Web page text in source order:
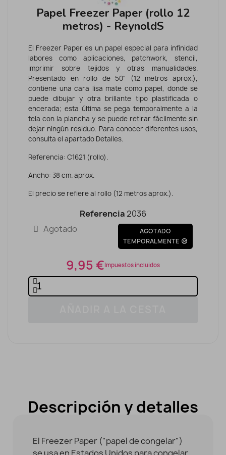
Papel Freezer Paper (rollo 12
metros) - ReynoldS
El Freezer Paper es un papel especial para infinidad
labores como aplicaciones, patchwork, stencil,
imprimir sobre tejidos y otras manualidades.
Presentado en rollo de 50" (12 metros aprox.),
contiene una cara lisa mate como papel, donde se
puede dibujar y otra brillante tipo plastificada o
encerada; esta última se pega temporalmente a la
tela con la plancha y se puede retirar fácilmente sin
dejar ningún residuo. Para conocer diferentes usos,
consulta el apartado Detalles.
Referencia: C1621 (rollo).
Ancho: 38 cm. aprox.
El precio se refiere al rollo (12 metros aprox.).
Referencia 2036
Agotado
AGOTADO
TEMPORALMENTE 😥
9,95 €Impuestos incluidos
Descripción y detalles
El Freezer Paper ("papel de congelar")